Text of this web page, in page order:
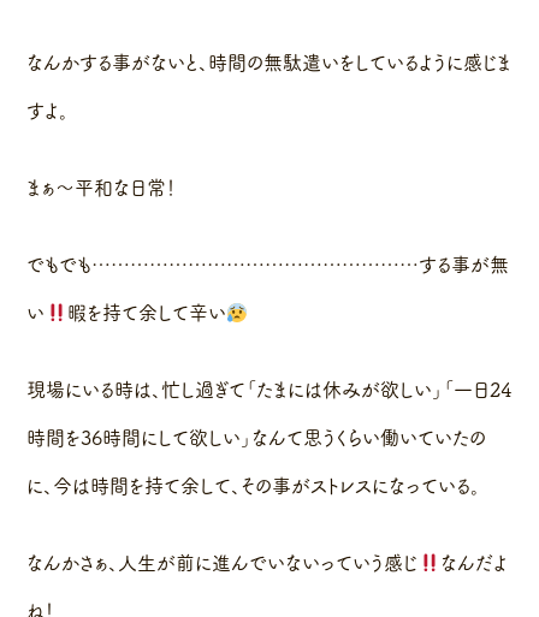
なんかする事がないと、時間の無駄遣いをしているように感じま
すよ。
まぁ〜平和な日常！
でもでも……………………………………………する事が無
い
暇を持て余して辛い
現場にいる時は、忙し過ぎて「たまには休みが欲しい」「一日24
時間を36時間にして欲しい」なんて思うくらい働いていたの
に、今は時間を持て余して、その事がストレスになっている。
なんかさぁ、人生が前に進んでいないっていう感じ
なんだよ
ね！